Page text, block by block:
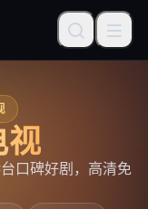
视
口碑好剧，高清免